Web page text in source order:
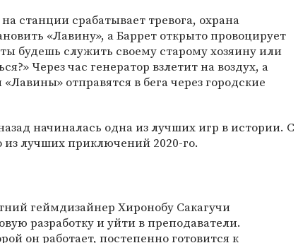
станции срабатывает тревога, охрана
«Лавину», а Баррет открыто провоцирует
будешь служить своему старому хозяину или
Через час генератор взлетит на воздух, а
отправятся в бега через городские
начиналась одна из лучших игр в истории. С
лучших приключений 2020-го.
геймдизайнер Хиронобу Сакагучи
разработку и уйти в преподаватели.
он работает, постепенно готовится к